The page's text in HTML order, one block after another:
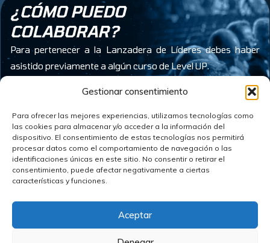
Gestionar consentimiento
Para ofrecer las mejores experiencias, utilizamos tecnologías como
las cookies para almacenar y/o acceder a la información del
dispositivo. El consentimiento de estas tecnologías nos permitirá
procesar datos como el comportamiento de navegación o las
identificaciones únicas en este sitio. No consentir o retirar el
consentimiento, puede afectar negativamente a ciertas
características y funciones.
Aceptar
¿CÓMO PUEDO
COLABORAR?
Para pertenecer a la Lanzadera de Líderes debes haber
asistido previamente a algún curso de Level UP.
Para asistir como equipo de Lanzadera de Líderes a un
curso previamente tienes que haber realizado ese curso
como asistente.
Quiero colaborar